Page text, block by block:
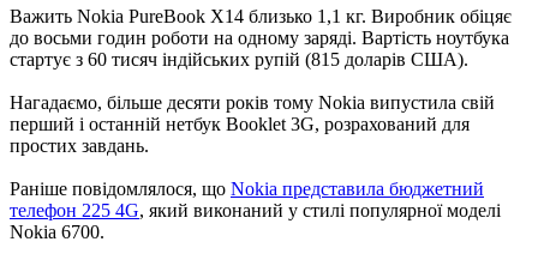
Важить Nokia PureBook X14 близько 1,1 кг. Виробник обіцяє
до восьми годин роботи на одному заряді. Вартість ноутбука
стартує з 60 тисяч індійських рупій (815 доларів США).
Нагадаємо, більше десяти років тому Nokia випустила свій
перший і останній нетбук Booklet 3G, розрахований для
простих завдань.
Раніше повідомлялося, що Nokia представила бюджетний
телефон 225 4G, який виконаний у стилі популярної моделі
Nokia 6700.